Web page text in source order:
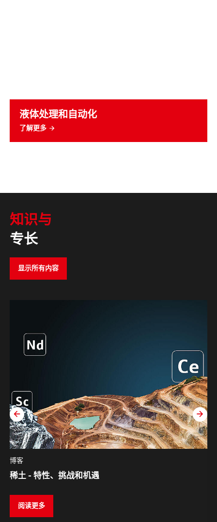
液体处理和自动化
了解更多
知识与
专长
显示所有内容
博客
稀土 - 特性、挑战和机遇
阅读更多
zurück